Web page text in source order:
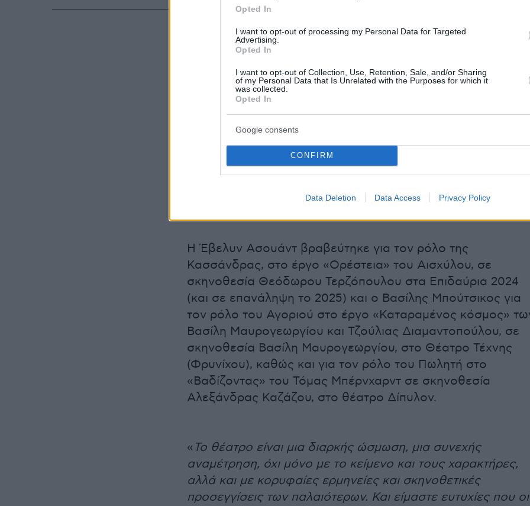
Opted In
I want to opt-out of processing my Personal Data for Targeted
Advertising.
Opted In
I want to opt-out of Collection, Use, Retention, Sale, and/or Sharing
of my Personal Data that Is Unrelated with the Purposes for which it
was collected.
Opted In
Google consents
CONFIRM
Data Deletion Data Access Privacy Policy
Έβελυν Ασουάντ (Νικήτρια βραβείου «Μελίνα Μερκούρη» 2026) και Βασίλης
Μπούτσικος (Νικητής βραβείου Δημήτρης Χορν 2026)
Η Έβελυν Ασουάντ βραβεύτηκε για τον ρόλο της
Κασσάνδρας, στο έργο «Ορέστεια» του Αισχύλου, σε
σκηνοθεσία Θεόδωρου Τερζόπουλου στα Επιδαύρια 2024
(και σε επανάληψη το 2025) και ο Βασίλης Μπούτσικος για
τον ρόλο του Αγοριού στο έργο «Καταραμένος κόσμος»
Βασίλη Μαυρογεωργίου και Τζούλιας Διαμαντοπούλου, σε
σκηνοθεσία Βασίλη Μαυρογεωργίου, στο Θέατρο Τέχνης
(Φρυνίχου), καθώς και για τον ρόλο του Πωλητή στο
«Βαδίζοντας» του Τόμας Μπέρνχαρντ σε σκηνοθεσία
Αλεξάνδρας Καζάζου, στο θέατρο Δίπυλον.
« Το θέατρο είναι μια διαρκής ώσμωση, μια συνεχής
αναμέτρηση, όχι μόνο με το κείμενο και τους χαρακτήρες,
αλλά και με κορυφαίες ερμηνείες και σκηνοθετικές
προσεγγίσεις των παλαιότερων. Και είμαστε ευτυχίες που οι